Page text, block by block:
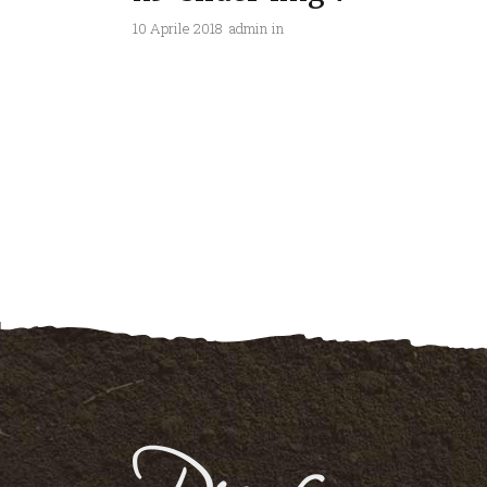
10 Aprile 2018 admin in